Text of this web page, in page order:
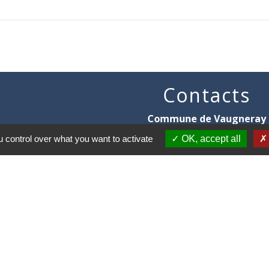
Contacts
Commune de Vaugneray
1 place de la Mairie
69670 Vaugneray - FRANCE
over what you want to activate OK, accept all